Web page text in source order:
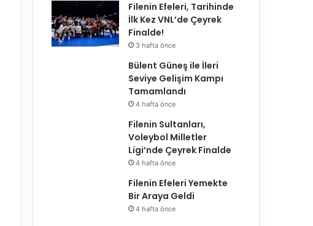
Filenin Efeleri, Tarihinde
İlk Kez VNL’de Çeyrek
Finalde!
3 hafta önce
Bülent Güneş ile İleri
Seviye Gelişim Kampı
Tamamlandı
4 hafta önce
Filenin Sultanları,
Voleybol Milletler
Ligi’nde Çeyrek Finalde
4 hafta önce
Filenin Efeleri Yemekte
Bir Araya Geldi
4 hafta önce